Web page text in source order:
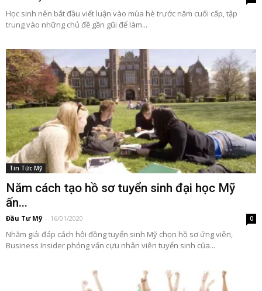
Học sinh nên bắt đầu viết luận vào mùa hè trước năm cuối cấp, tập
trung vào những chủ đề gần gũi để làm...
Tin Tức Mỹ
Năm cách tạo hồ sơ tuyển sinh đại học Mỹ
ấn...
Đầu Tư Mỹ - 16/01/2020 0
Nhằm giải đáp cách hội đồng tuyển sinh Mỹ chọn hồ sơ ứng viên,
Business Insider phỏng vấn cựu nhân viên tuyển sinh của...